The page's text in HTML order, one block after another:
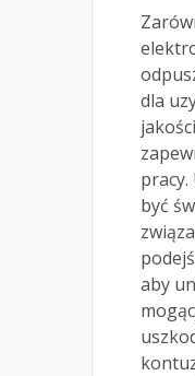
dla
być
aby